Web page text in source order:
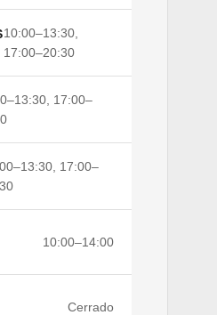
10:00–13:30,
17:00–20:30
17:00–
17:00–
10:00–14:00
Cerrado